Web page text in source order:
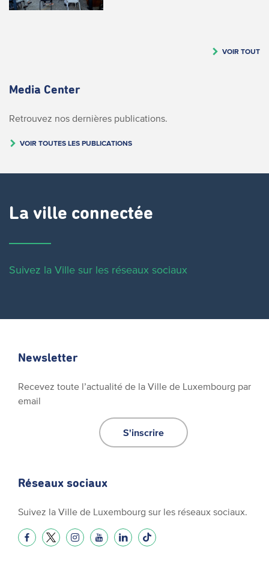
VOIR TOUT
Media Center
Retrouvez nos dernières publications.
VOIR TOUTES LES PUBLICATIONS
La ville connectée
Suivez la Ville sur les réseaux sociaux
Newsletter
Recevez toute l’actualité de la Ville de Luxembourg par
email
S'inscrire
Réseaux sociaux
Suivez la Ville de Luxembourg sur les réseaux sociaux.